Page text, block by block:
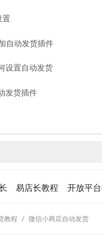
置
自动发货插件
设置自动发货
发货插件
易店长教程 开放平
领 常见问题
教程 / 微信小商店自动发货